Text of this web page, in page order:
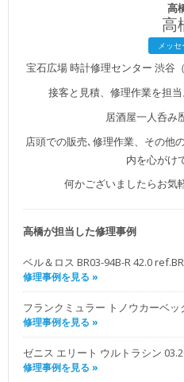
高
高
メッセ
宝石広場 時計修理センター 渋谷
接客と見積、修理作業を担当
居酒屋一人呑み
店頭での販売､修理作業、その他
内を心がけ
何かございましたらお気
高橋が担当した修理事例
ベル＆ロス BR03-94B-R 42.0
修理事例を見る »
フランクミュラー トノウカーベ
修理事例を見る »
ゼニス エリート ウルトラシン
修理事例を見る »